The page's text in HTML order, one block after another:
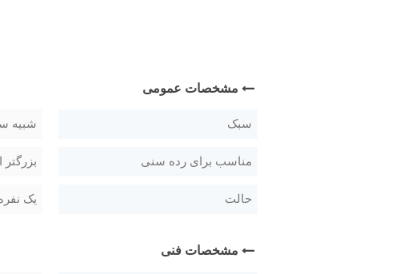
مشخصات عمومی
سبک شبیه
مناسب برای رده سنی بزرگتر از
حالت یک
مشخصات فنی